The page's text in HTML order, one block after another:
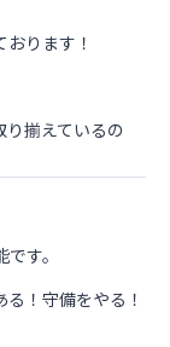
ります！
揃えているの
す。
！守備をやる！